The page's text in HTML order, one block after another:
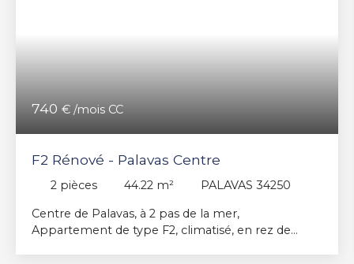
740 € /mois CC
F2 Rénové - Palavas Centre
2 pièces 44.22 m²
PALAVAS 34250
Centre de Palavas, à 2 pas de la mer,
Appartement de type F2, climatisé, en rez de